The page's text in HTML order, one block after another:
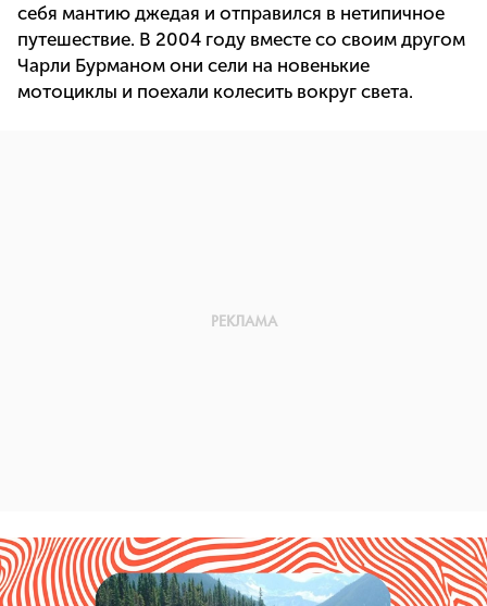
себя мантию джедая и отправился в нетипичное
путешествие. В 2004 году вместе со своим другом
Чарли Бурманом они сели на новенькие
мотоциклы и поехали колесить вокруг света.